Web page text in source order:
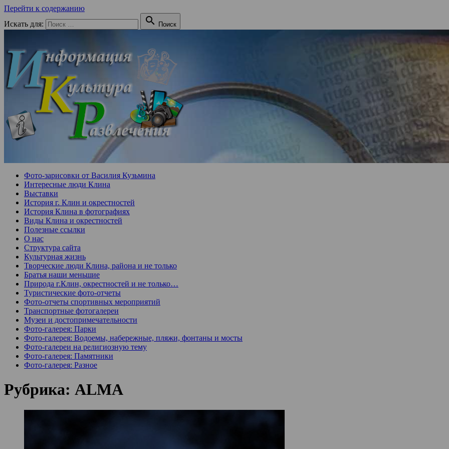
Перейти к содержанию
Искать для:
 Поиск
Фото-зарисовки от Василия Кузьмина
Интересные люди Клина
Выставки
История г. Клин и окрестностей
История Клина в фотографиях
Виды Клина и окрестностей
Полезные ссылки
О нас
Структура сайта
Культурная жизнь
Творческие люди Клина, района и не только
Братья наши меньшие
Природа г.Клин, окрестностей и не только…
Туристические фото-отчеты
Фото-отчеты спортивных мероприятий
Транспортные фотогалереи
Музеи и достопримечательности
Фото-галерея: Парки
Фото-галерея: Водоемы, набережные, пляжи, фонтаны и мосты
Фото-галереи на религиозную тему
Фото-галерея: Памятники
Фото-галерея: Разное
Рубрика: ALMA